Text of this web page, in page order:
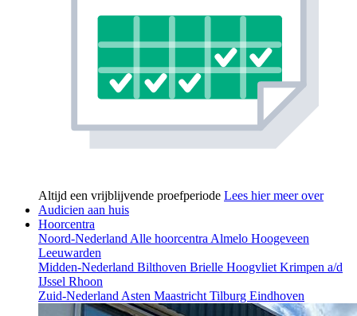
Altijd een vrijblijvende proefperiode Lees hier meer over
Audicien aan huis
Hoorcentra
Noord-NederlandAlle hoorcentraAlmelo Hoogeveen
Leeuwarden
Midden-Nederland Bilthoven Brielle HoogvlietKrimpen a/d
IJssel Rhoon
Zuid-NederlandAsten MaastrichtTilburg Eindhoven